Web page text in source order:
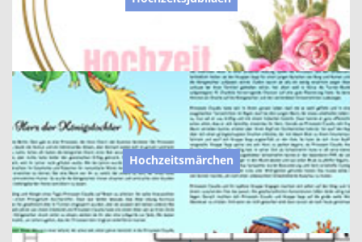
Hochzeitsmärchen